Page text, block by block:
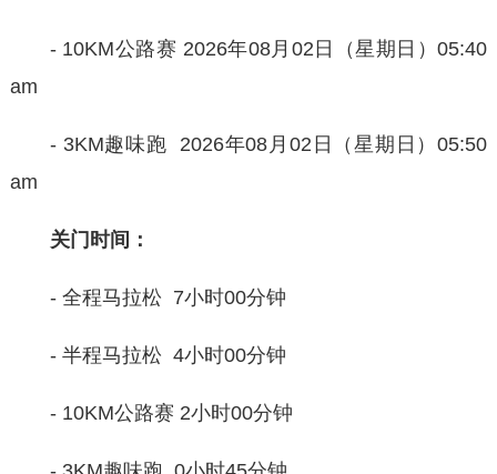
- 10KM公路赛 2026年08月02日（星期日）05:40
am
- 3KM趣味跑 2026年08月02日（星期日）05:50
am
关门时间 ：
- 全程马拉松 7小时00分钟
- 半程马拉松 4小时00分钟
- 10KM公路赛 2小时00分钟